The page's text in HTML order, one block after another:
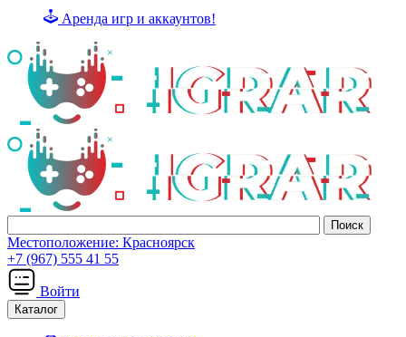
Аренда игр и аккаунтов!
Местоположение: Красноярск
+7 (967) 555 41 55
Войти
Каталог